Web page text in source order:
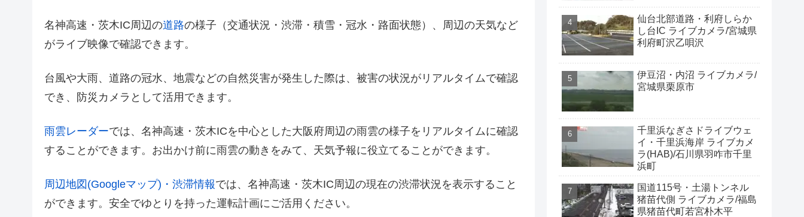
名神高速・茨木IC周辺の道路の様子（交通状況・渋滞・積雪・冠水・路面状態）、周辺の天気など
がライブ映像で確認できます。
台風や大雨、道路の冠水、地震などの自然災害が発生した際は、被害の状況がリアルタイムで確認
でき、防災カメラとして活用できます。
雨雲レーダーでは、名神高速・茨木ICを中心とした大阪府周辺の雨雲の様子をリアルタイムに確認
することができます。お出かけ前に雨雲の動きをみて、天気予報に役立てることができます。
周辺地図(Googleマップ)・渋滞情報では、名神高速・茨木IC周辺の現在の渋滞状況を表示すること
ができます。安全でゆとりを持った運転計画にご活用ください。
仙台北部道路・利府しらか
し台IC ライブカメラ/宮城県
利府町沢乙唄沢
伊豆沼・内沼 ライブカメラ/
宮城県栗原市
千里浜なぎさドライブウェ
イ・千里浜海岸 ライブカメ
ラ(HAB)/石川県羽咋市千里
浜町
国道115号・土湯トンネル
猪苗代側 ライブカメラ/福島
県猪苗代町若宮朴木平